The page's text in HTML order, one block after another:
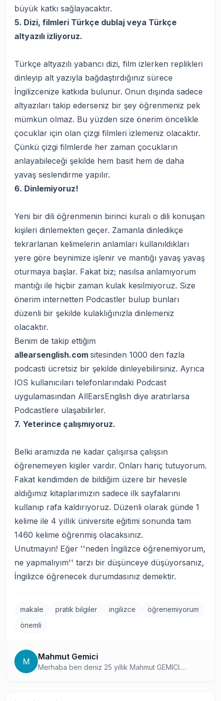
büyük katkı sağlayacaktır.
5. Dizi, filmleri Türkçe dublaj veya Türkçe
altyazılı izliyoruz.
Türkçe altyazılı yabancı dizi, film izlerken replikleri
dinleyip alt yazıyla bağdaştırdığınız sürece
İngilizcenize katkıda bulunur. Onun dışında sadece
altyazıları takip ederseniz bir şey öğrenmeniz pek
mümkün olmaz. Bu yüzden size önerim öncelikle
çocuklar için olan çizgi filmleri izlemeniz olacaktır.
Çünkü çizgi filmlerde her zaman çocukların
anlayabileceği şekilde hem basit hem de daha
yavaş seslendirme yapılır.
6. Dinlemiyoruz!
Yeni bir dili öğrenmenin birinci kuralı o dili konuşan
kişileri dinlemekten geçer. Zamanla dinledikçe
tekrarlanan kelimelerin anlamları kullanıldıkları
yere göre beynimize işlenir ve mantığı yavaş yavaş
oturmaya başlar. Fakat biz; nasılsa anlamıyorum
mantığı ile hiçbir zaman kulak kesilmiyoruz. Size
önerim internetten Podcastler bulup bunları
düzenli bir şekilde kulaklığınızla dinlemeniz
olacaktır.
Benim de takip ettiğim
allearsenglish.com sitesinden 1000 den fazla
podcasti ücretsiz bir şekilde dinleyebilirsiniz. Ayrıca
IOS kullanıcıları telefonlarındaki Podcast
uygulamasından AllEarsEnglish diye aratırlarsa
Podcastlere ulaşabilirler.
7. Yeterince çalışmıyoruz.
Belki aramızda ne kadar çalışırsa çalışsın
öğrenemeyen kişiler vardır. Onları hariç tutuyorum.
Fakat kendimden de bildiğim üzere bir hevesle
aldığımız kitaplarımızın sadece ilk sayfalarını
kullanıp rafa kaldırıyoruz. Düzenli olarak günde 1
kelime ile 4 yıllık üniversite eğitimi sonunda tam
1460 kelime öğrenmiş olacaksınız.
Unutmayın! Eğer ''neden İngilizce öğrenemiyorum,
ne yapmalıyım'' tarzı bir düşünceye düşüyorsanız,
İngilizce öğrenecek durumdasınız demektir.
makale pratik bilgiler ingilizce
öğrenemiyorum
önemli
M Mahmut Gemici
Merhaba ben deniz 25 yıllık Mahmut GEMICI.